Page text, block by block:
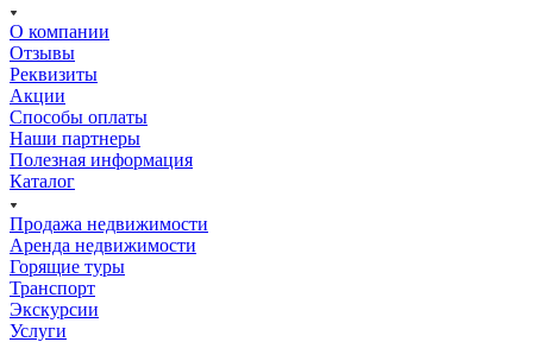
О компании
Отзывы
Реквизиты
Акции
Способы оплаты
Наши партнеры
Полезная информация
Каталог
Продажа недвижимости
Аренда недвижимости
Горящие туры
Транспорт
Экскурсии
Услуги